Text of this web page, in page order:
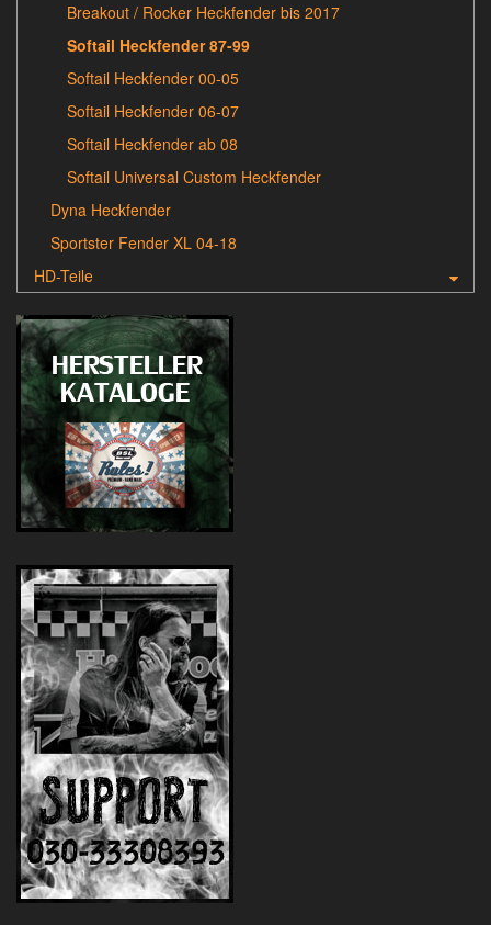
Breakout / Rocker Heckfender bis 2017
Softail Heckfender 87-99
Softail Heckfender 00-05
Softail Heckfender 06-07
Softail Heckfender ab 08
Softail Universal Custom Heckfender
Dyna Heckfender
Sportster Fender XL 04-18
HD-Teile